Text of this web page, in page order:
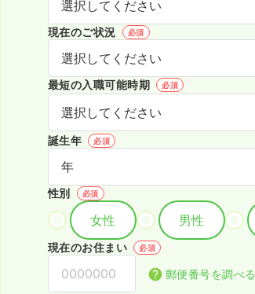
現在のご状況 必須
最短の入職可能時期 必須
誕生年 必須
性別 必須
女性 男性
現在のお住まい 必須
郵便番号を調べる